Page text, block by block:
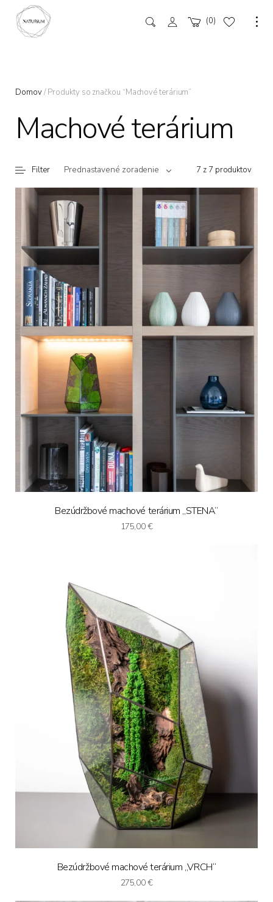
0
Domov/ Produkty so značkou “Machové terárium”
Machové terárium
7 z 7 produktov
Prednastavené zoradenie
Filter
Bezúdržbové machové terárium „STENA“
175,00€
Bezúdržbové machové terárium „VRCH“
275,00€